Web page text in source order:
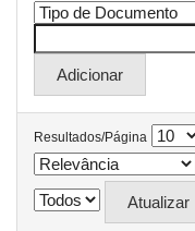
Resultados/Página